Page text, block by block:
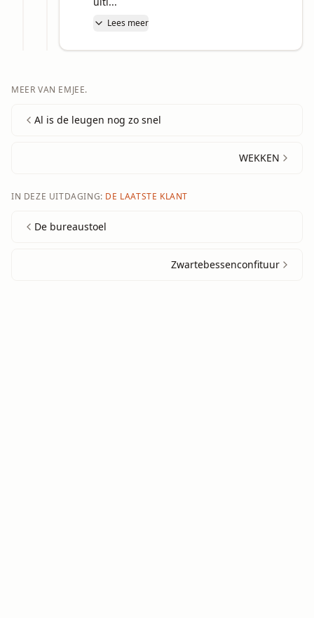
Lees meer
MEER VAN EMJEE.
Al is de leugen nog zo snel
WEKKEN
IN DEZE UITDAGING: DE LAATSTE KLANT
De bureaustoel
Zwartebessenconfituur